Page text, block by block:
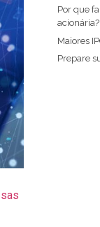
Por que
acionária?
Maiores
Prepare